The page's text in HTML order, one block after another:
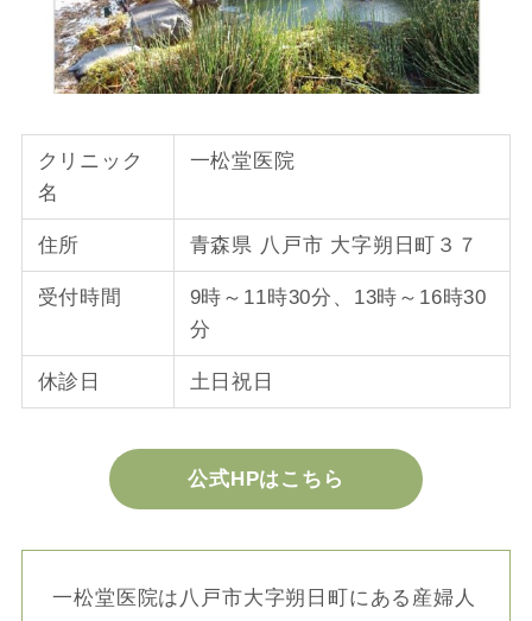
クリニック
名
一松堂医院
住所 青森県 八戸市 大字朔日町３７
受付時間
9時～11時30分、13時～16時30
分
休診日 土日祝日
公式HPはこちら
一松堂医院は八戸市大字朔日町にある産婦人